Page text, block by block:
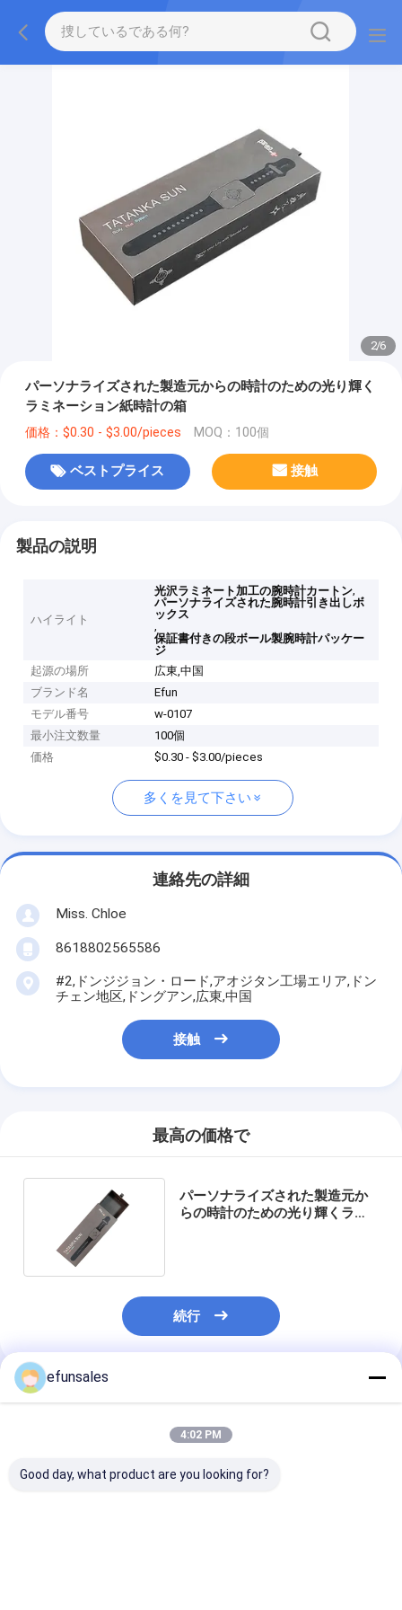
2/6
パーソナライズされた製造元からの時計のための光り輝く
ラミネーション紙時計の箱
価格：$0.30 - $3.00/pieces MOQ：100個
ベストプライス 接触
製品の説明
ハイライト
光沢ラミネート加工の腕時計カートン,
パーソナライズされた腕時計引き出しボ
ックス
,
保証書付きの段ボール製腕時計パッケー
ジ
起源の場所
広東,中国
ブランド名
Efun
モデル番号
w-0107
最小注文数量
100個
価格
$0.30 - $3.00/pieces
多くを見て下さい
連絡先の詳細
Miss. Chloe
8618802565586
#2,ドンジジョン・ロード,アオジタン工場エリア,ドン
チェン地区,ドングアン,広東,中国
接触
最高の価格で
パーソナライズされた製造元か
らの時計のための光り輝くラミ
続行
推薦されたプロダクト
efunsales
4:02 PM
Good day, what product are you looking for?